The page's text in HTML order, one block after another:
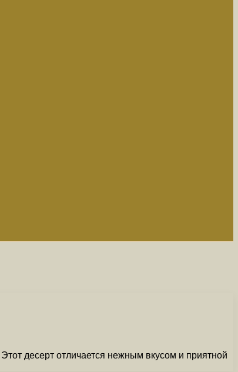
десерт отличается нежным вкусом и приятной